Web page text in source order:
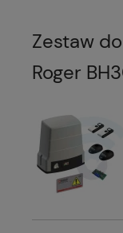
Zestaw
Roger